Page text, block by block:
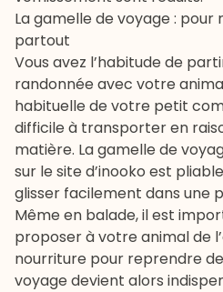
La gamelle de voyage :
partout
Vous avez l’habitude de
randonnée avec votre
habituelle de votre petit
difficile à transporter en
matière. La gamelle de
sur le site d’inooko est
glisser facilement dans une
Même en balade, il est
proposer à votre animal de
nourriture pour reprendre
voyage devient alors